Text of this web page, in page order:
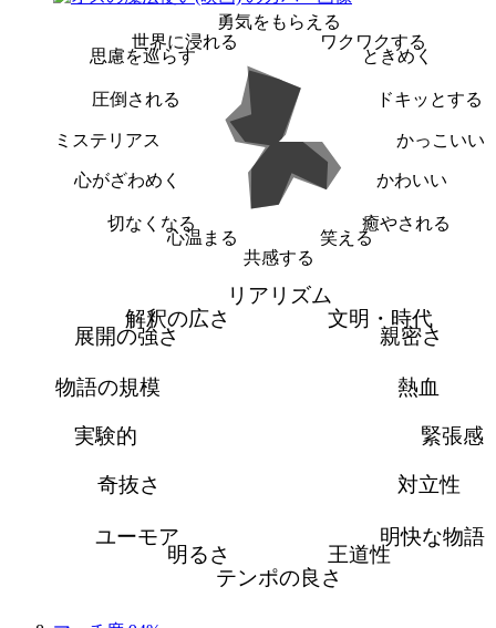
勇気をもらえる
ワクワクする
ときめく
ドキッとする
かっこいい
かわいい
癒やされる
笑える
共感する
心温まる
切なくなる
心がざわめく
ミステリアス
圧倒される
思慮を巡らす
世界に浸れる
リアリズム
文明・時代
親密さ
熱血
緊張感
対立性
明快な物語
王道性
テンポの良さ
明るさ
ユーモア
奇抜さ
実験的
物語の規模
展開の強さ
解釈の広さ